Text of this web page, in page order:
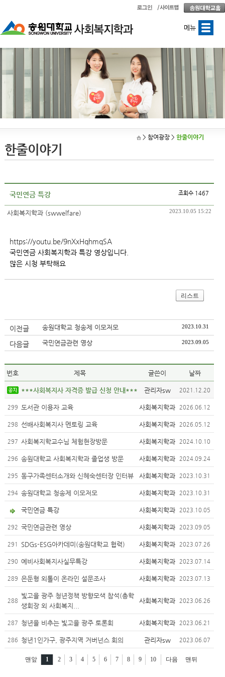
메뉴
> 참여광장> 한줄이야기
한줄이야기
국민연금 특강 조회수 1467
사회복지학과 (swwelfare) 2023.10.05 15:22
https://youtu.be/9nXxHqhmqSA
국민연금 사회복지학과 특강 영상입니다.
많은 시청 부탁해요
리스트
이전글 송원대학교 청송제 이모저모 2023.10.31
다음글 국민연금관련 영상 2023.09.05
번호 제목 글쓴이 날짜
***사회복지사 자격증 발급 신청 안내*** 관리자sw 2021.12.20
299 도서관 이용자 교육 사회복지학과 2026.06.12
298 선배사회복지사 멘토링 교육 사회복지학과 2026.05.12
297 사회복지학교수님 체험현장방문 사회복지학과 2024.10.10
296 송원대학교 사회복지학과 졸업생 방문 사회복지학과 2024.09.24
295 동구가족센터소개와 신혜숙센터장 인터뷰 사회복지학과 2023.10.31
294 송원대학교 청송제 이모저모 사회복지학과 2023.10.31
국민연금 특강 사회복지학과 2023.10.05
292 국민연금관련 영상 사회복지학과 2023.09.05
291 SDGs-ESG아카데미(송원대학교 협력) 사회복지학과 2023.07.26
290 예비사회복지사실무특강 사회복지학과 2023.07.14
289 은둔형 외톨이 온라인 설문조사 사회복지학과 2023.07.13
288
빛고을 광주 청년정책 방향모색 참석(총학
생회장 외 사회복지...
사회복지학과 2023.06.26
287 청년을 비추는 빛고을 광주 토론회 사회복지학과 2023.06.21
286 청년1인가구, 광주지역 거버넌스 회의 관리자sw 2023.06.07
맨앞 1 2 3 4 5 6 7 8 9 10 다음 맨뒤